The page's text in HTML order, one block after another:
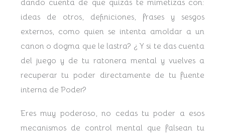
dando cuenta de que quizás te mimetizas con:
ideas de otros, definiciones, frases y sesgos
externos, como quien se intenta amoldar a un
canon o dogma que le lastra? ¿ Y si te das cuenta
del juego y de tu ratonera mental y vuelves a
recuperar tu poder directamente de tu fuente
interna de Poder?
Eres muy poderoso, no cedas tu poder a esos
mecanismos de control mental que falsean tu